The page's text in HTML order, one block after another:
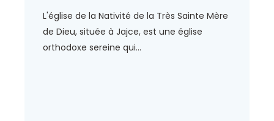
L'église de la Nativité de la Très Sainte Mère
de Dieu, située à Jajce, est une église
orthodoxe sereine qui...